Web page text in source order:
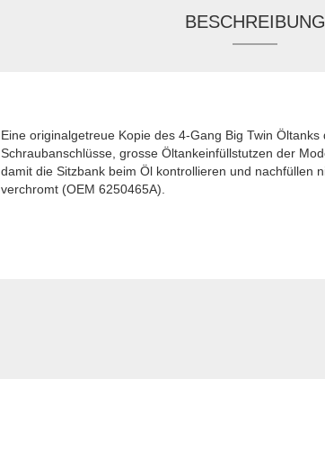
BESCHREIBUNG
Eine originalgetreue Kopie des 4-Gang Big Twin
Schraubanschlüsse, grosse Öltankeinfüllstutzen der
damit die Sitzbank beim Öl kontrollieren und nachfüllen
verchromt (OEM 6250465A).